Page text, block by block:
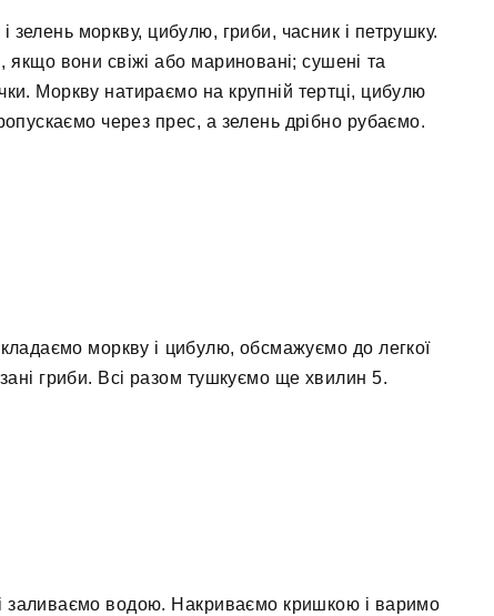
зелень моркву, цибулю, гриби, часник і петрушку.
якщо вони свіжі або мариновані; сушені та
Моркву натираємо на крупній тертці, цибулю
через прес, а зелень дрібно рубаємо.
моркву і цибулю, обсмажуємо до легкої
гриби. Всі разом тушкуємо ще хвилин 5.
заливаємо водою. Накриваємо кришкою і варимо